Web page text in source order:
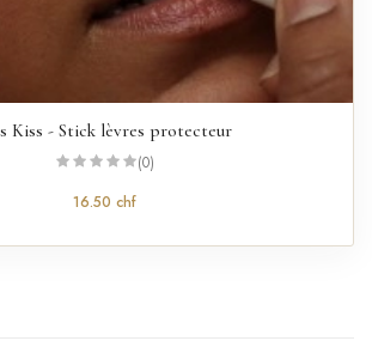
Kiss - Stick lèvres protecteur
(0)
16.50 chf